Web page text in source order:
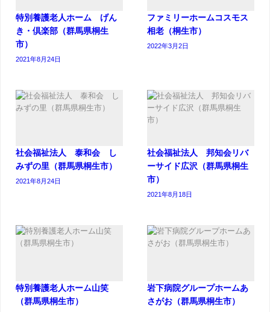
特別養護老人ホーム げん
き・倶楽部（群馬県桐生
市）
2021年8月24日
ファミリーホームコスモス
相老（桐生市）
2022年3月2日
社会福祉法人 泰和会 し
みずの里（群馬県桐生市）
2021年8月24日
社会福祉法人 邦知会リバ
ーサイド広沢（群馬県桐生
市）
2021年8月18日
特別養護老人ホーム山笑
（群馬県桐生市）
岩下病院グループホームあ
さがお（群馬県桐生市）